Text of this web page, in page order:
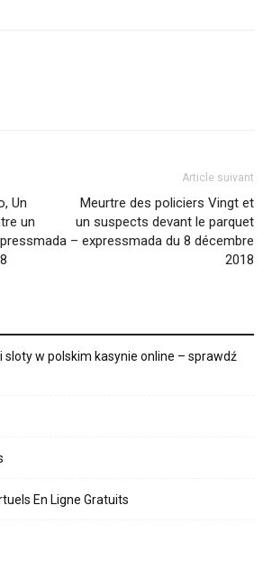
Un
un
Article suivant
Meurtre des policiers Vingt et
un suspects devant le parquet
– expressmada du 8 décembre
2018
sloty w polskim kasynie online – sprawdź
En Ligne Gratuits